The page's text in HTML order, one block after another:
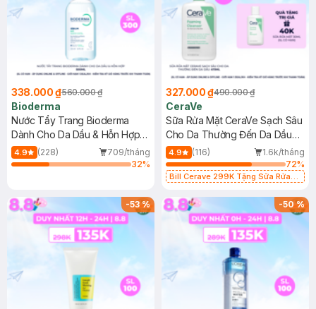
338.000 ₫560.000 ₫
Bioderma
Nước Tẩy Trang Bioderma
Dành Cho Da Dầu & Hỗn Hợp
500ml
4.9 (228)
709/tháng
32%
327.000 ₫490.000 ₫
CeraVe
Sữa Rửa Mặt CeraVe Sạch Sâu
Cho Da Thường Đến Da Dầu
473ml
4.9 (116)
1.6k/tháng
72%
Bill Cerave 299K Tặng Sữa Rửa
-53% -50%